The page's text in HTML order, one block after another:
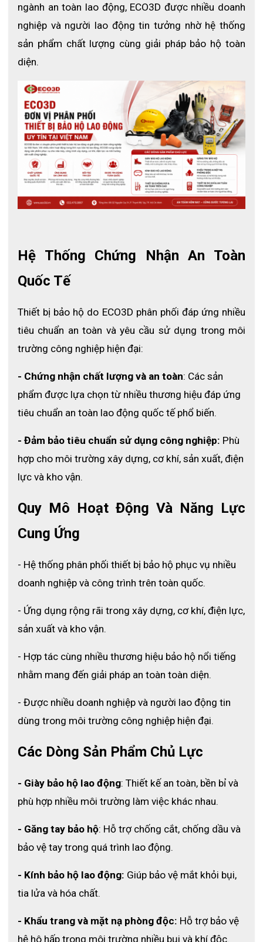
ngành an toàn lao động, ECO3D được nhiều doanh
nghiệp và người lao động tin tưởng nhờ hệ thống
sản phẩm chất lượng cùng giải pháp bảo hộ toàn
diện.
Hệ Thống Chứng Nhận An Toàn
Quốc Tế
Thiết bị bảo hộ do ECO3D phân phối đáp ứng nhiều
tiêu chuẩn an toàn và yêu cầu sử dụng trong môi
trường công nghiệp hiện đại:
- Chứng nhận chất lượng và an toàn: Các sản
phẩm được lựa chọn từ nhiều thương hiệu đáp ứng
tiêu chuẩn an toàn lao động quốc tế phổ biến.
- Đảm bảo tiêu chuẩn sử dụng công nghiệp: Phù
hợp cho môi trường xây dựng, cơ khí, sản xuất, điện
lực và kho vận.
Quy Mô Hoạt Động Và Năng Lực
Cung Ứng
- Hệ thống phân phối thiết bị bảo hộ phục vụ nhiều
doanh nghiệp và công trình trên toàn quốc.
- Ứng dụng rộng rãi trong xây dựng, cơ khí, điện lực,
sản xuất và kho vận.
- Hợp tác cùng nhiều thương hiệu bảo hộ nổi tiếng
nhằm mang đến giải pháp an toàn toàn diện.
- Được nhiều doanh nghiệp và người lao động tin
dùng trong môi trường công nghiệp hiện đại.
Các Dòng Sản Phẩm Chủ Lực
- Giày bảo hộ lao động: Thiết kế an toàn, bền bỉ và
phù hợp nhiều môi trường làm việc khác nhau.
- Găng tay bảo hộ: Hỗ trợ chống cắt, chống dầu và
bảo vệ tay trong quá trình lao động.
- Kính bảo hộ lao động: Giúp bảo vệ mắt khỏi bụi,
tia lửa và hóa chất.
- Khẩu trang và mặt nạ phòng độc: Hỗ trợ bảo vệ
hệ hô hấp trong môi trường nhiều bụi và khí độc.